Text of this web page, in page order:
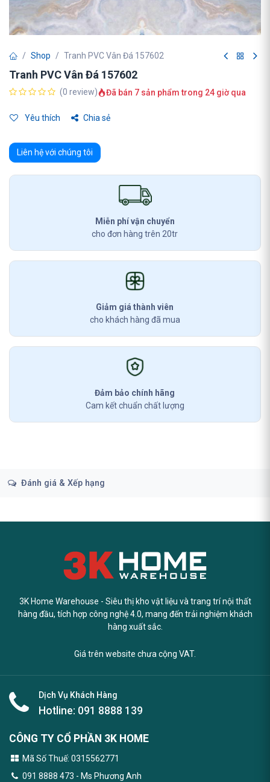
Shop Tranh PVC Vân Đá 157602
Tranh PVC Vân Đá 157602
(0 review) Đã bán 7 sản phẩm trong 24 giờ qua
Yêu thích Chia sẻ
Liên hệ với chúng tôi
Miễn phí vận chuyển
cho đơn hàng trên 20tr
Giảm giá thành viên
cho khách hàng đã mua
Đảm bảo chính hãng
Cam kết chuẩn chất lượng
Đánh giá & Xếp hạng
3K Home Warehouse - Siêu thị kho vật liệu và trang trí nội thất
hàng đầu, tích hợp công nghệ 4.0, mang đến trải nghiệm khách
hàng xuất sắc.
Giá trên website chưa cộng VAT.
Dịch Vụ Khách Hàng
Hotline: 091 8888 139
CÔNG TY CỔ PHẦN 3K HOME
Mã Số Thuế: 0315562771
091 8888 473 - Ms Phương Anh